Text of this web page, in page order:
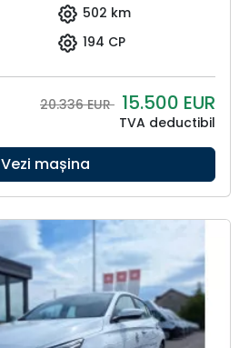
502 km
194 CP
20.336 EUR 15.500 EUR
TVA deductibil
Vezi mașina